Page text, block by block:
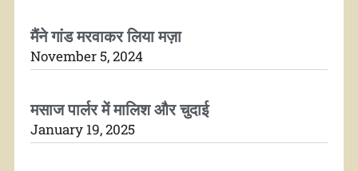
मैंने गांड मरवाकर लिया मज़ा
November 5, 2024
मसाज पार्लर में मालिश और चुदाई
January 19, 2025